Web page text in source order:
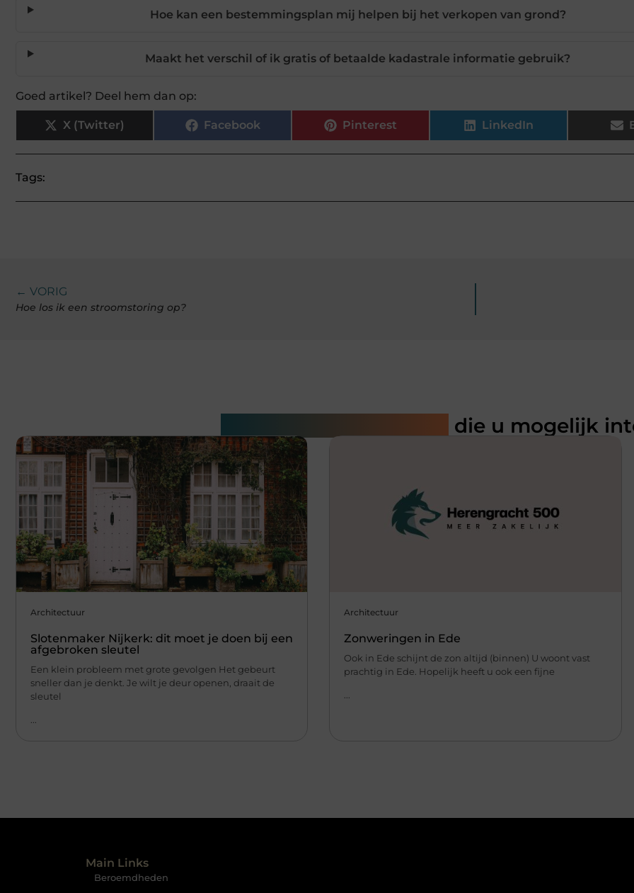
Hoe kan een bestemmingsplan mij helpen bij het verkopen van grond?
Maakt het verschil of ik gratis of betaalde kadastrale informatie gebruik?
Goed artikel? Deel hem dan op:
X (Twitter) Facebook Pinterest LinkedIn
Tags:
← VORIG
Hoe los ik een stroomstoring op?
die u mogelijk
Architectuur
Slotenmaker Nijkerk: dit moet je doen bij een
afgebroken sleutel
Een klein probleem met grote gevolgen Het gebeurt
sneller dan je denkt. Je wilt je deur openen, draait de
sleutel
Architectuur
Zonweringen in Ede
Ook in Ede schijnt de zon altijd (binnen) U woont vast
prachtig in Ede. Hopelijk heeft u ook een fijne
Main Links
Beroemdheden